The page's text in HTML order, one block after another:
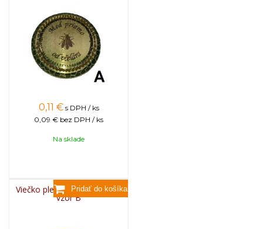
0,11 € s DPH / ks
0,09 € bez DPH / ks
Na sklade
Viečko plechové TWIST 82 -
vzor B